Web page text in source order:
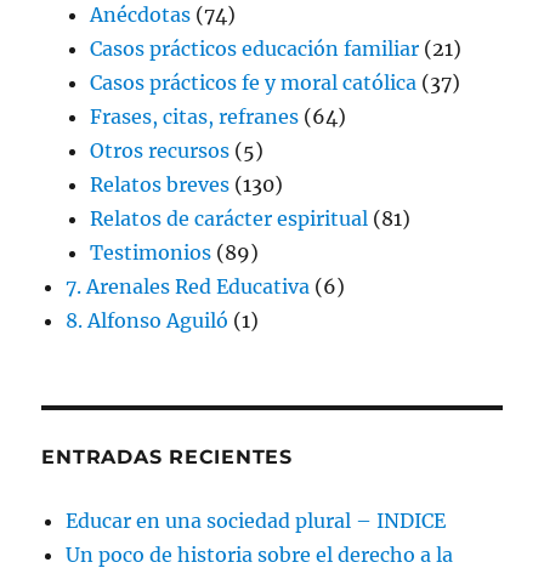
Anécdotas (74)
Casos prácticos educación familiar (21)
Casos prácticos fe y moral católica (37)
Frases, citas, refranes (64)
Otros recursos (5)
Relatos breves (130)
Relatos de carácter espiritual (81)
Testimonios (89)
7. Arenales Red Educativa (6)
8. Alfonso Aguiló (1)
ENTRADAS RECIENTES
Educar en una sociedad plural – INDICE
Un poco de historia sobre el derecho a la